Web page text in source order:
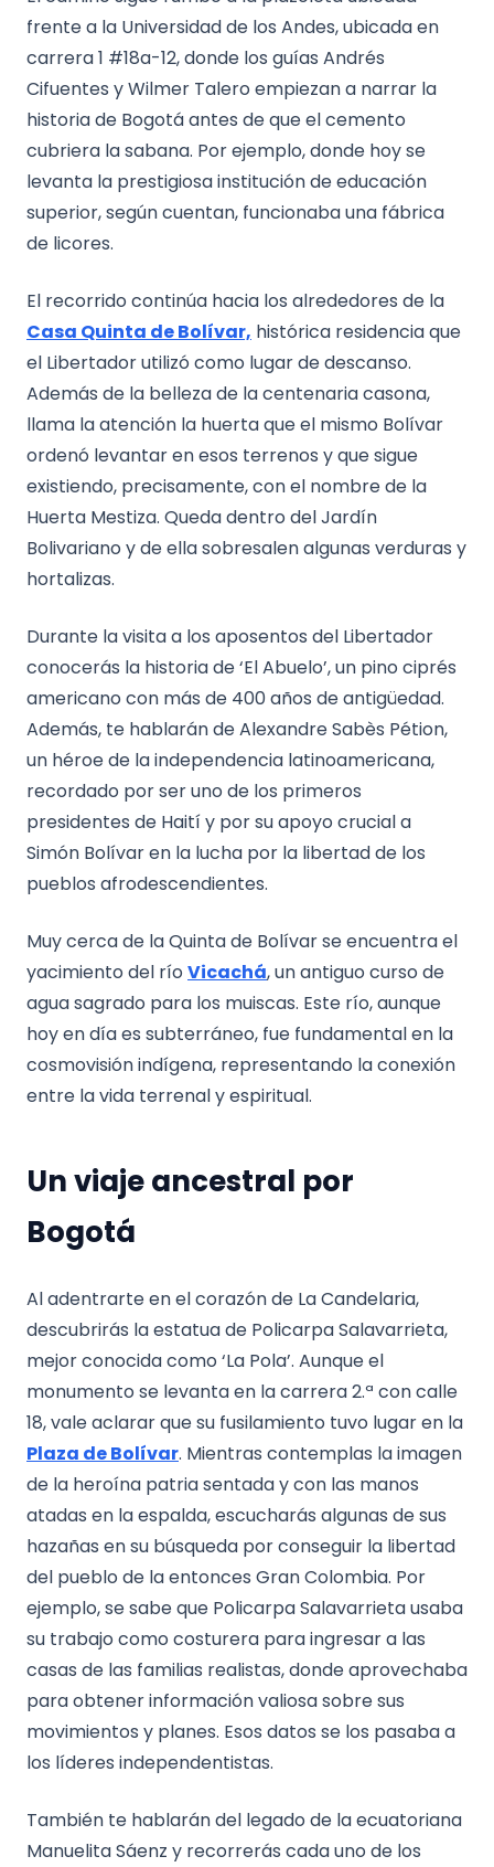
frente a la Universidad de los Andes, ubicada en
carrera 1 #18a-12, donde los guías Andrés
Cifuentes y Wilmer Talero empiezan a narrar la
historia de Bogotá antes de que el cemento
cubriera la sabana. Por ejemplo, donde hoy se
levanta la prestigiosa institución de educación
superior, según cuentan, funcionaba una fábrica
de licores.
El recorrido continúa hacia los alrededores de la
Casa Quinta de Bolívar, histórica residencia que
el Libertador utilizó como lugar de descanso.
Además de la belleza de la centenaria casona,
llama la atención la huerta que el mismo Bolívar
ordenó levantar en esos terrenos y que sigue
existiendo, precisamente, con el nombre de la
Huerta Mestiza. Queda dentro del Jardín
Bolivariano y de ella sobresalen algunas verduras y
hortalizas.
Durante la visita a los aposentos del Libertador
conocerás la historia de ‘El Abuelo’, un pino ciprés
americano con más de 400 años de antigüedad.
Además, te hablarán de Alexandre Sabès Pétion,
un héroe de la independencia latinoamericana,
recordado por ser uno de los primeros
presidentes de Haití y por su apoyo crucial a
Simón Bolívar en la lucha por la libertad de los
pueblos afrodescendientes.
Muy cerca de la Quinta de Bolívar se encuentra el
yacimiento del río Vicachá, un antiguo curso de
agua sagrado para los muiscas. Este río, aunque
hoy en día es subterráneo, fue fundamental en la
cosmovisión indígena, representando la conexión
entre la vida terrenal y espiritual.
Un viaje ancestral por
Bogotá
Al adentrarte en el corazón de La Candelaria,
descubrirás la estatua de Policarpa Salavarrieta,
mejor conocida como ‘La Pola’. Aunque el
monumento se levanta en la carrera 2.ª con calle
18, vale aclarar que su fusilamiento tuvo lugar en la
Plaza de Bolívar. Mientras contemplas la imagen
de la heroína patria sentada y con las manos
atadas en la espalda, escucharás algunas de sus
hazañas en su búsqueda por conseguir la libertad
del pueblo de la entonces Gran Colombia. Por
ejemplo, se sabe que Policarpa Salavarrieta usaba
su trabajo como costurera para ingresar a las
casas de las familias realistas, donde aprovechaba
para obtener información valiosa sobre sus
movimientos y planes. Esos datos se los pasaba a
los líderes independentistas.
También te hablarán del legado de la ecuatoriana
Manuelita Sáenz y recorrerás cada uno de los